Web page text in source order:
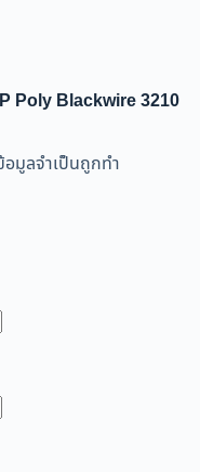
Poly Blackwire 3210
อมูลจำเป็นถูกทำ